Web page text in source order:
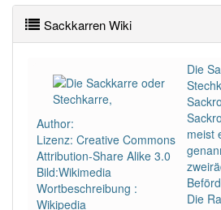
PowerIndex:2
Wörter mit Endung -sackkarren: 1
Wörter mit Endung-sackkarren
anderen Artikel der: 0
93% unserer Spielapp-Nutzer
Sackkarren Wiki
Author:
Lizenz: Creative Commons
Attribution-Share Alike 3.0
Bild:Wikimedia
Wortbeschreibung :
Wikipedia
Die
meist
Die